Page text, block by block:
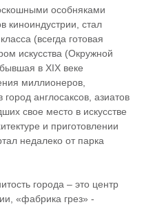
особняками
киноиндустрии, стал
(всегда готовая
искусства (Окружной
в XIX веке
миллионеров,
англосаксов, азиатов
свое место в искусстве
и приготовлении
недалеко от парка
города – это центр
«фабрика грез» -